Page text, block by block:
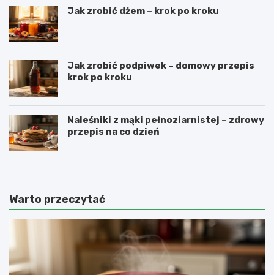
Jak zrobić dżem – krok po kroku
Jak zrobić podpiwek – domowy przepis
krok po kroku
Naleśniki z mąki pełnoziarnistej – zdrowy
przepis na co dzień
Warto przeczytać